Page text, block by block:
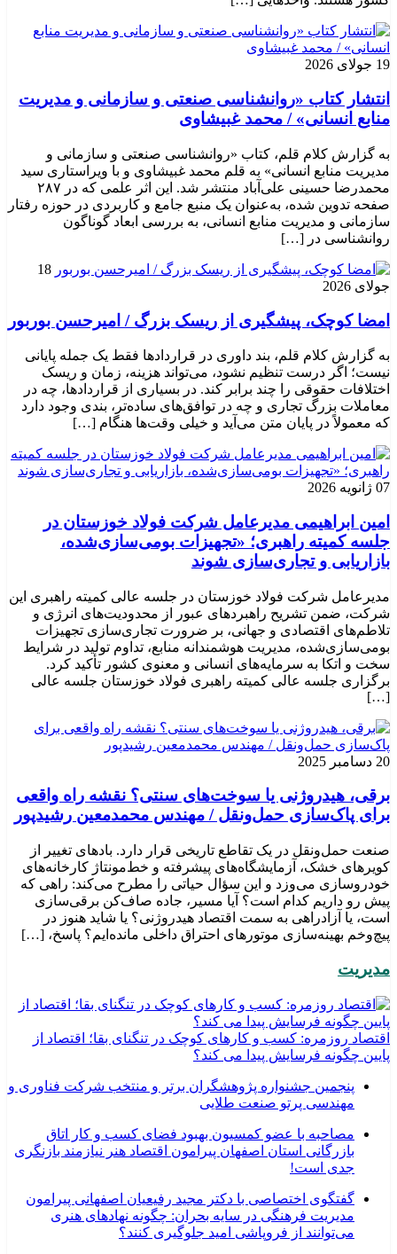
19 جولای 2026
انتشار کتاب «روانشناسی صنعتی و سازمانی و مدیریت
منابع انسانی» / محمد غبیشاوی
به گزارش کلام قلم، کتاب «روانشناسی صنعتی و سازمانی و
مدیریت منابع انسانی» به قلم محمد غبیشاوی و با ویراستاری سید
محمدرضا حسینی علی‌آباد منتشر شد. این اثر علمی که در ۲۸۷
صفحه تدوین شده، به‌عنوان یک منبع جامع و کاربردی در حوزه رفتار
سازمانی و مدیریت منابع انسانی، به بررسی ابعاد گوناگون
روانشناسی در […]
18
جولای 2026
امضا کوچک، پیشگیری از ریسک بزرگ / امیرحسن بوربور
به گزارش کلام قلم، بند داوری در قراردادها فقط یک جمله پایانی
نیست؛ اگر درست تنظیم نشود، می‌تواند هزینه، زمان و ریسک
اختلافات حقوقی را چند برابر کند. در بسیاری از قراردادها، چه در
معاملات بزرگ تجاری و چه در توافق‌های ساده‌تر، بندی وجود دارد
که معمولاً در پایان متن می‌آید و خیلی وقت‌ها هنگام […]
07 ژانویه 2026
امین ابراهیمی مدیرعامل شرکت فولاد خوزستان در
جلسه کمیته راهبری؛ «تجهیزات بومی‌سازی‌شده،
بازاریابی و تجاری‌سازی شوند
مدیرعامل شرکت فولاد خوزستان در جلسه عالی کمیته راهبری این
شرکت، ضمن تشریح راهبردهای عبور از محدودیت‌های انرژی و
تلاطم‌های اقتصادی و جهانی، بر ضرورت تجاری‌سازی تجهیزات
بومی‌سازی‌شده، مدیریت هوشمندانه منابع، تداوم تولید در شرایط
سخت و اتکا به سرمایه‌های انسانی و معنوی کشور تأکید کرد.
برگزاری جلسه عالی کمیته راهبری فولاد خوزستان جلسه عالی
[…]
20 دسامبر 2025
برقی، هیدروژنی یا سوخت‌های سنتی؟ نقشه راه واقعی
برای پاک‌سازی حمل‌ونقل / مهندس محمدمعین رشیدپور
صنعت حمل‌ونقل در یک تقاطع تاریخی قرار دارد. بادهای تغییر از
کویرهای خشک، آزمایشگاه‌های پیشرفته و خط‌مونتاژ کارخانه‌های
خودروسازی می‌وزد و این سؤال حیاتی را مطرح می‌کند: راهی که
پیش رو داریم کدام است؟ آیا مسیر، جاده صاف‌کن برقی‌سازی
است، یا آزادراهی به سمت اقتصاد هیدروژنی؟ یا شاید هنوز در
پیچ‌وخم بهینه‌سازی موتورهای احتراق داخلی مانده‌ایم؟ پاسخ، […]
مدیریت
اقتصاد روزمره: کسب‌ و کارهای کوچک در تنگنای بقا؛ اقتصاد از
پایین چگونه فرسایش پیدا می کند؟
پنجمین جشنواره پژوهشگران برتر و منتخب شرکت فناوری و
مهندسی پرتو صنعت طلایی
مصاحبه با عضو کمسیون بهبود فضای کسب و کار اتاق
بازرگانی استان اصفهان پیرامون اقتصاد هنر نیازمند بازنگری
جدی است!
گفتگوی اختصاصی با دکتر مجید رفیعیان اصفهانی پیرامون
مدیریت فرهنگی در سایه بحران: چگونه نهادهای هنری
می‌توانند از فروپاشی امید جلوگیری کنند؟